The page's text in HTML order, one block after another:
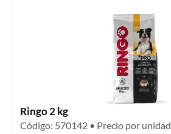
Ringo 2 kg
Código: 570142 • Precio por unidad